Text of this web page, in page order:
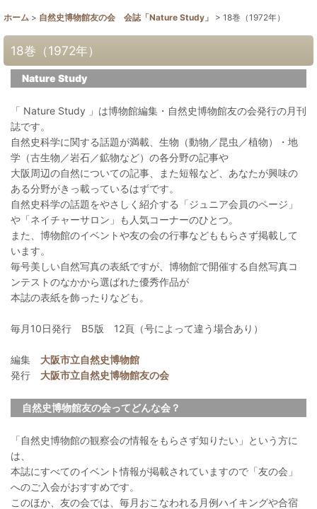
ホーム > 自然史博物館友の会 会誌「Nature Study」 > 18巻（1972年）
18巻（1972年）
Nature Study
「 Nature Study 」は博物館編集・自然史博物館友の会発行の月刊
誌です。
自然史科学に関する話題が満載、生物（動物／昆虫／植物）・地
学（古生物／岩石／鉱物など）の各分野の記事や
大阪周辺の自然についての記事、また短報など、あなたが興味の
ある分野がきっ載っているはずです。
自然史科学の話題をやさしく紹介する「ジュニア会員のページ」
や「ネイチャーサロン」も人気コーナーのひとつ。
また、博物館のイベントや友の会の行事などももらさず掲載して
います。
毎号美しい自然写真の表紙ですが、博物館で開催する自然写真コ
ンテストのなかから選ばれた優秀作品が
本誌の表紙を飾ったりなども。
毎月10日発行 B5版 12頁（号によって違う場合あり）
編集 大阪市立自然史博物館
発行 大阪市立自然史博物館友の会
自然史博物館友の会ってどんな会？
「自然史博物館の観察会の情報をもらさず知りたい」という方に
は、
本誌にすべてのイベント情報が掲載されていますので「友の会」
へのご入会がおすすめです。
このほか、友の会では、毎月おこなわれる月例ハイキングや合宿